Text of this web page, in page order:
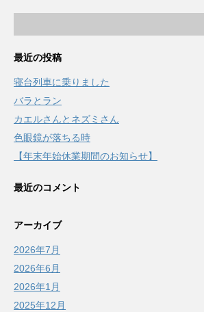
最近の投稿
寝台列車に乗りました
バラとラン
カエルさんとネズミさん
色眼鏡が落ちる時
【年末年始休業期間のお知らせ】
最近のコメント
アーカイブ
2026年7月
2026年6月
2026年1月
2025年12月